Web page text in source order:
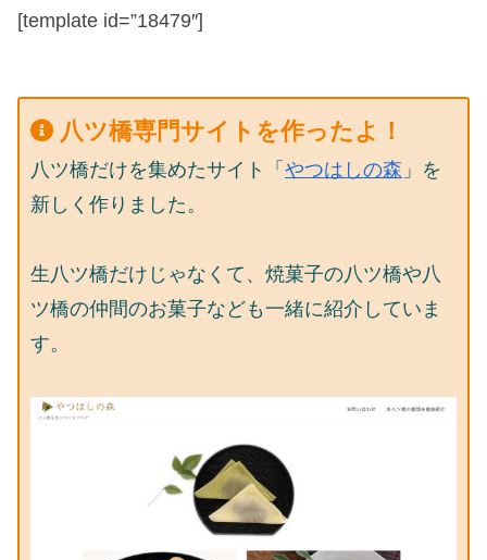
[template id=”18479″]
八ツ橋専門サイトを作ったよ！
八ツ橋だけを集めたサイト「 やつはしの森 」を
新しく作りました。
生八ツ橋だけじゃなくて、焼菓子の八ツ橋や八
ツ橋の仲間のお菓子なども一緒に紹介していま
す。